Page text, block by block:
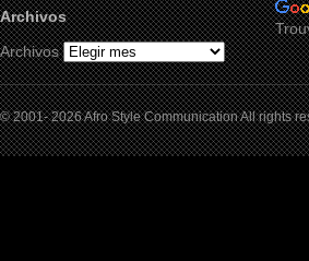
Archivos
Archivos
© 2001- 2026 Afro Style Communication All rights